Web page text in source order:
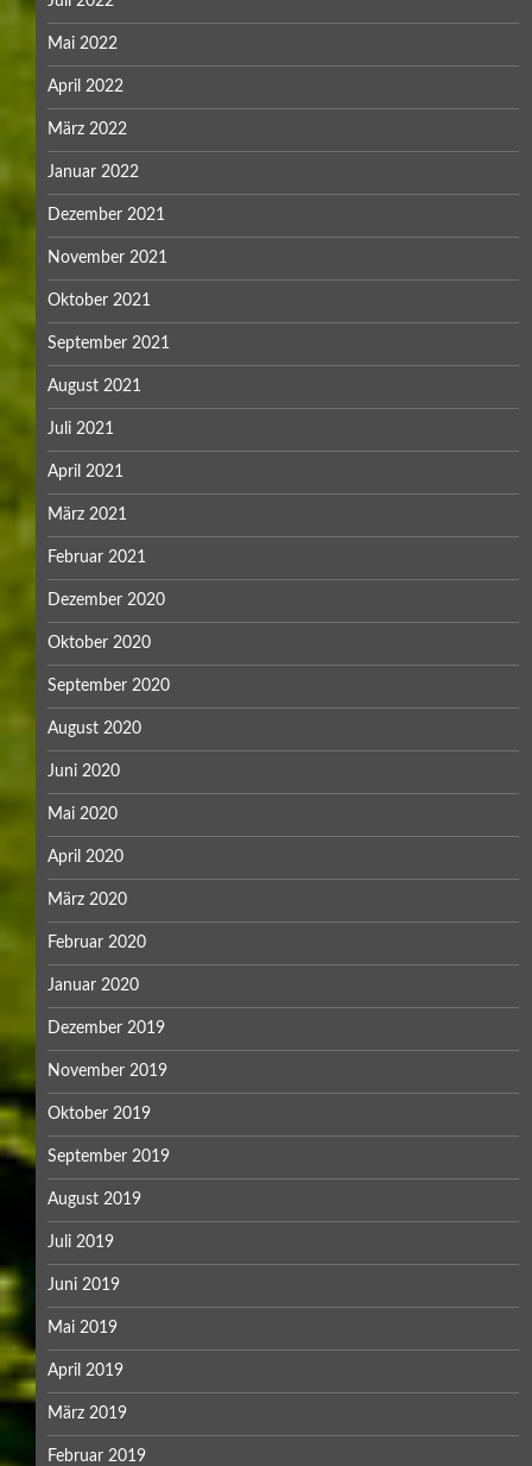
Mai 2022
April 2022
März 2022
Januar 2022
Dezember 2021
November 2021
Oktober 2021
September 2021
August 2021
Juli 2021
April 2021
März 2021
Februar 2021
Dezember 2020
Oktober 2020
September 2020
August 2020
Juni 2020
Mai 2020
April 2020
März 2020
Februar 2020
Januar 2020
Dezember 2019
November 2019
Oktober 2019
September 2019
August 2019
Juli 2019
Juni 2019
Mai 2019
April 2019
März 2019
Februar 2019